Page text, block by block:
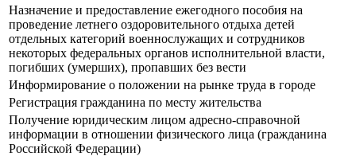
Назначение и предоставление ежегодного пособия на
проведение летнего оздоровительного отдыха детей
отдельных категорий военнослужащих и сотрудников
некоторых федеральных органов исполнительной власти,
погибших (умерших), пропавших без вести
Информирование о положении на рынке труда в городе
Регистрация гражданина по месту жительства
Получение юридическим лицом адресно-справочной
информации в отношении физического лица (гражданина
Российской Федерации)